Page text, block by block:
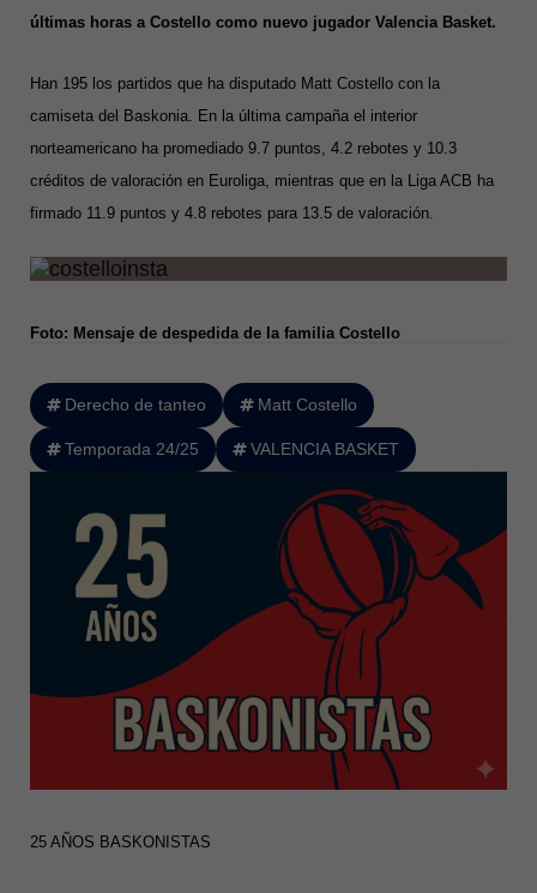
últimas horas a Costello como nuevo jugador Valencia Basket.
Han 195 los partidos que ha disputado Matt Costello con la
camiseta del Baskonia. En la última campaña el interior
norteamericano ha promediado 9.7 puntos, 4.2 rebotes y 10.3
créditos de valoración en Euroliga, mientras que en la Liga ACB ha
firmado 11.9 puntos y 4.8 rebotes para 13.5 de valoración.
Foto: Mensaje de despedida de la familia Costello
Derecho de tanteo Matt Costello
Temporada 24/25 VALENCIA BASKET
25 AÑOS BASKONISTAS